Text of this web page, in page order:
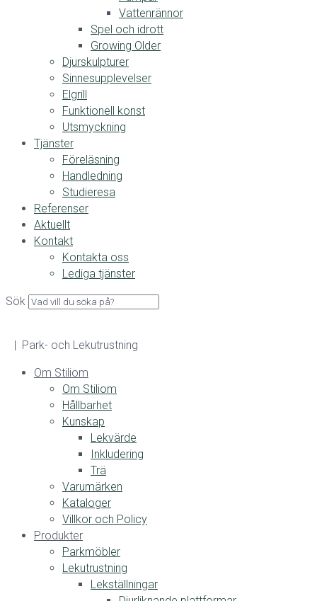
Vattenrännor
Spel och idrott
Growing Older
Djurskulpturer
Sinnesupplevelser
Elgrill
Funktionell konst
Utsmyckning
Tjänster
Föreläsning
Handledning
Studieresa
Referenser
Aktuellt
Kontakt
Kontakta oss
Lediga tjänster
Sök
| Park- och Lekutrustning
Om Stiliom
Om Stiliom
Hållbarhet
Kunskap
Lekvärde
Inkludering
Trä
Varumärken
Kataloger
Villkor och Policy
Produkter
Parkmöbler
Lekutrustning
Lekställningar